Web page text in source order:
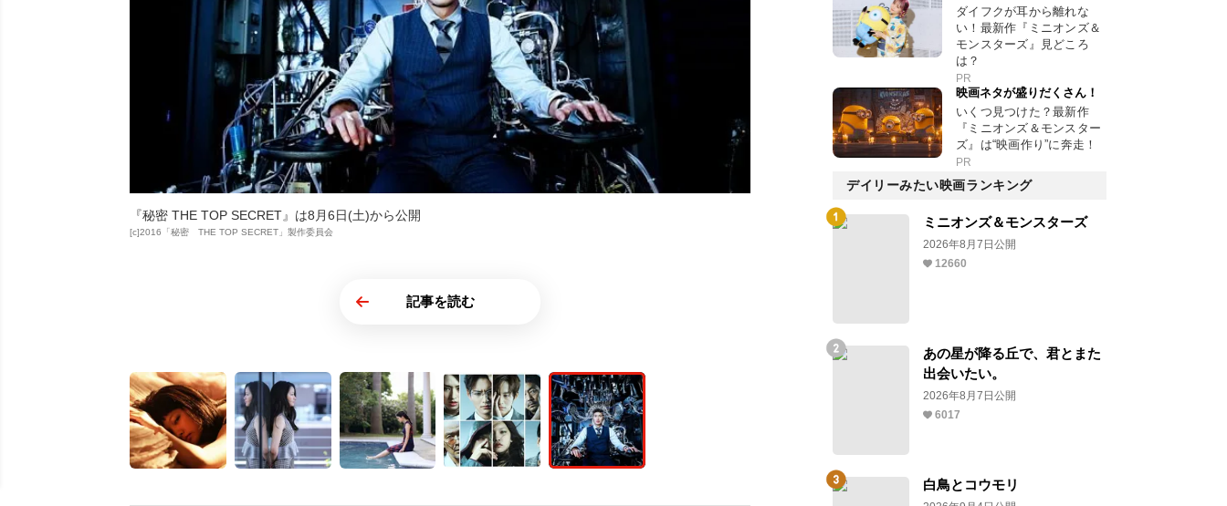
『秘密 THE TOP SECRET』は8月6日(土)から公開
[c]2016「秘密 THE TOP SECRET」製作委員会
記事を読む
ダイフクが耳から離れな
い！最新作『ミニオンズ＆
モンスターズ』見どころ
は？
PR
映画ネタが盛りだくさん！
いくつ見つけた？最新作
『ミニオンズ＆モンスター
ズ』は“映画作り”に奔走！
PR
デイリーみたい映画ランキング
ミニオンズ＆モンスターズ
2026年8月7日公開
12660
あの星が降る丘で、君とまた
出会いたい。
2026年8月7日公開
6017
白鳥とコウモリ